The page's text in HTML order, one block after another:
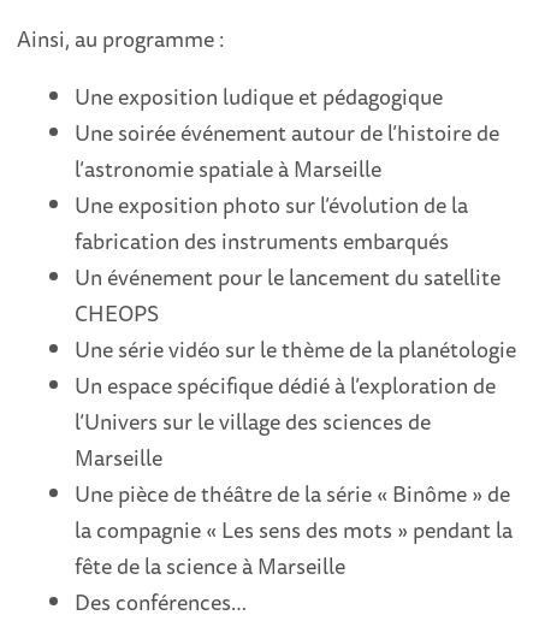
Ainsi, au programme :
Une exposition ludique et pédagogique
Une soirée événement autour de l’histoire de
l’astronomie spatiale à Marseille
Une exposition photo sur l’évolution de la
fabrication des instruments embarqués
Un événement pour le lancement du satellite
CHEOPS
Une série vidéo sur le thème de la planétologie
Un espace spécifique dédié à l’exploration de
l’Univers sur le village des sciences de
Marseille
Une pièce de théâtre de la série « Binôme » de
la compagnie « Les sens des mots » pendant la
fête de la science à Marseille
Des conférences…